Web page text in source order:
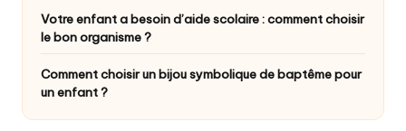
Votre enfant a besoin d’aide scolaire : comment choisir
le bon organisme ?
Comment choisir un bijou symbolique de baptême pour
un enfant ?